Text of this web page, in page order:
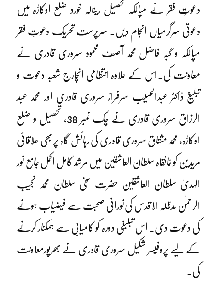
دعوتِ فقر نے مپالکہ تحصیل رینالہ خورد ضلع اوکاڑہ میں
دعوتی سرگرمیاں انجام دیں۔ سرپرست تحریک دعوتِ فقر
مپالکہ و گبہ فاضل محمد آصف محمود سروری قادری نے
معاونت کی۔اس کے علاوہ انتظامی انچارج شعبہ دعوت و
تبلیغ ڈاکٹر عبدالحسیب سرفراز سروری قادری اور محمد عبد
الرزاق سروری قادری نے چک نمبر 38، تحصیل و ضلع
اوکاڑہ، محمد مشتاق سروری قادری کی رہائش گاہ پر بھی علاقائی
مریدین کو خانقاہ سلطان العاشقین میں مرشد کامل اکمل جامع نور
الہدیٰ سلطان العاشقین حضرت سخی سلطان محمد نجیب
الرحمٰن مدظلہ الاقدس کی نورانی صحبت سے فیضیاب ہونے
کی دعوت دی۔ اس تبلیغی دورہ کو کامیابی سے ہمکنار کرنے
کے لیے پروفیسر شکیل سروری قادری نے بھرپورمعاونت
کی۔